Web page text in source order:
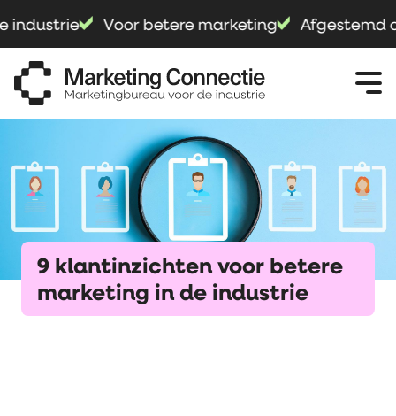
Voor betere marketing Afgestemd op
9 klantinzichten voor betere
marketing in de industrie